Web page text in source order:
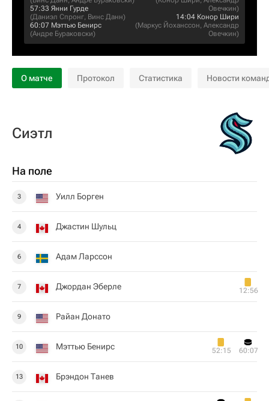
57:33 Янни Гурде
(Даниэл Спронг, Винс Данн)
60:07 Мэттью Бенирс
(Андре Бураковски)
Овечкин)
14:04 Конор Шири
(Маркус Йоханссон, Александр
Овечкин)
О матче Протокол Статистика Новости
Сиэтл
На поле
3 Уилл Борген
4 Джастин Шульц
6 Адам Ларссон
7 Джордан Эберле 12:56
9 Райан Донато
10 Мэттью Бенирс 52:15 60:07
13 Брэндон Танев